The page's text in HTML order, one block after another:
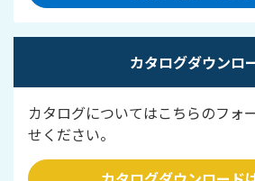
カタログダウンロ
カタログについてはこちらのフォ
せください。